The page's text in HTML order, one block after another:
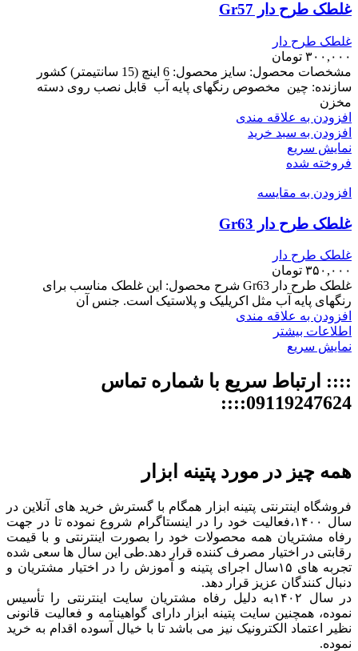
غلطک طرح دار Gr57
غلطک طرح دار
۳۰۰,۰۰۰ تومان
مشخصات محصول: سایز محصول: 6 اینچ (15 سانتیمتر) کشور
سازنده: چین مخصوص رنگهای پایه آب قابل نصب روی دسته
مخزن
افزودن به علاقه مندی
افزودن به سبد خرید
نمایش سریع
فروخته شده
افزودن به مقایسه
غلطک طرح دار Gr63
غلطک طرح دار
۳۵۰,۰۰۰ تومان
غلطک طرح دار Gr63 شرح محصول: این غلطک مناسب برای
رنگهای پایه آب مثل اکریلیک و پلاستیک است. جنس آن
افزودن به علاقه مندی
اطلاعات بیشتر
نمایش سریع
:::: ارتباط سریع با شماره تماس
09119247624::::
همه چیز در مورد پتینه ابزار
فروشگاه اینترنتی پتینه ابزار همگام با گسترش خرید های آنلاین در
سال ۱۴۰۰،فعالیت خود را در اینستاگرام شروع نموده تا در جهت
رفاه مشتریان همه محصولات خود را بصورت اینترنتی و با قیمت
رقابتی در اختیار مصرف کننده قرار دهد.طی این سال ها سعی شده
تجربه های ۱۵سال اجرای پتینه و آموزش را در اختیار مشتریان و
دنبال کنندگان عزیز قرار دهد.
در سال ۱۴۰۲به دلیل رفاه مشتریان سایت اینترنتی را تأسیس
نموده، همچنین سایت پتینه ابزار دارای گواهینامه و فعالیت قانونی
نظیر اعتماد الکترونیک نیز می باشد تا با خیال آسوده اقدام به خرید
نموده.